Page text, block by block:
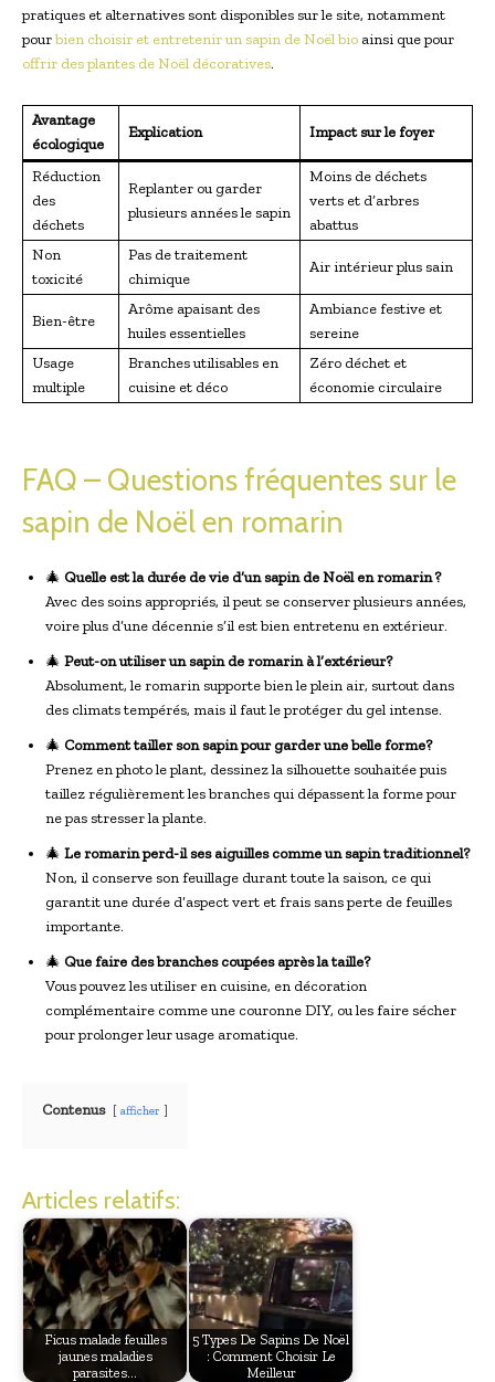
pratiques et alternatives sont disponibles sur le site, notamment
pourbien choisir et entretenir un sapin de Noël bio ainsi que pour
offrir des plantes de Noël décoratives.
Avantage
écologique
Explication Impact sur le foyer
Réduction
des
déchets
Replanter ou garder
plusieurs années le sapin
Moins de déchets
verts et d’arbres
abattus
Non
toxicité
Pas de traitement
chimique
Air intérieur plus sain
Bien-être
Arôme apaisant des
huiles essentielles
Ambiance festive et
sereine
Usage
multiple
Branches utilisables en
cuisine et déco
Zéro déchet et
économie circulaire
FAQ – Questions fréquentes sur le
sapin de Noël en romarin
🎄 Quelle est la durée de vie d’un sapin de Noël en romarin ?
Avec des soins appropriés, il peut se conserver plusieurs années,
voire plus d’une décennie s’il est bien entretenu en extérieur.
🎄 Peut-on utiliser un sapin de romarin à l’extérieur?
Absolument, le romarin supporte bien le plein air, surtout dans
des climats tempérés, mais il faut le protéger du gel intense.
🎄 Comment tailler son sapin pour garder une belle forme?
Prenez en photo le plant, dessinez la silhouette souhaitée puis
taillez régulièrement les branches qui dépassent la forme pour
ne pas stresser la plante.
🎄 Le romarin perd-il ses aiguilles comme un sapin traditionnel?
Non, il conserve son feuillage durant toute la saison, ce qui
garantit une durée d’aspect vert et frais sans perte de feuilles
importante.
🎄 Que faire des branches coupées après la taille?
Vous pouvez les utiliser en cuisine, en décoration
complémentaire comme une couronne DIY, ou les faire sécher
pour prolonger leur usage aromatique.
Contenus afficher
Articles relatifs:
Ficus malade feuilles
jaunes maladies
parasites…
5 Types De Sapins De Noël
: Comment Choisir Le
Meilleur